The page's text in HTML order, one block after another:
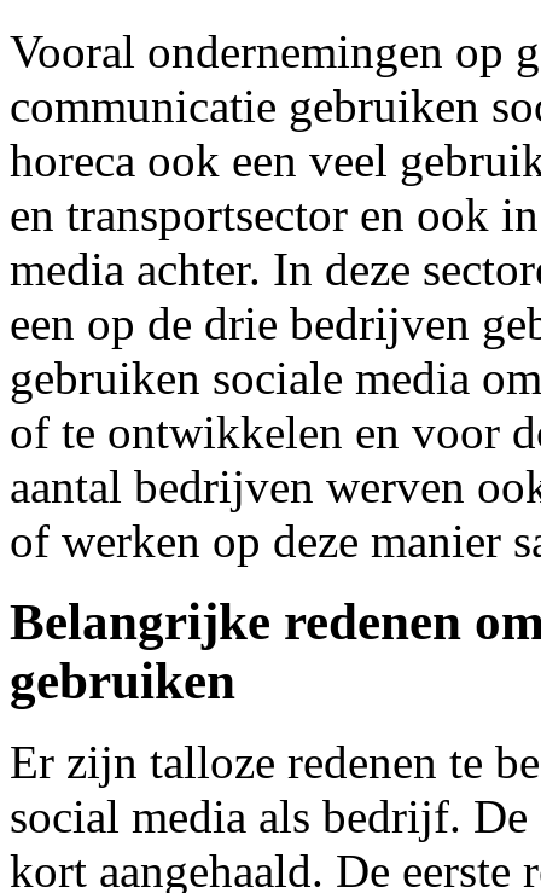
Vooral ondernemingen op
communicatie gebruiken
horeca ook een veel
en transportsector en ook
media achter. In deze
een op de drie bedrijven
gebruiken sociale media
of te ontwikkelen en voor
aantal bedrijven werven
of werken op deze manier
Belangrijke redenen
gebruiken
Er zijn talloze redenen te
social media als bedrijf.
kort aangehaald. De eerste